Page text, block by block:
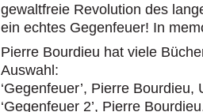
gewaltfreie Revolution des
ein echtes Gegenfeuer! In
Pierre Bourdieu hat viele
Auswahl:
‘Gegenfeuer’, Pierre Bourdieu,
‘Gegenfeuer 2’, Pierre